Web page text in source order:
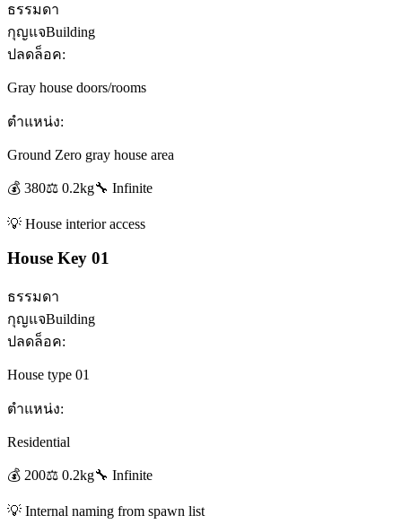
ธรรมดา
กุญแจBuilding
ปลดล็อค:
Gray house doors/rooms
ตำแหน่ง:
Ground Zero gray house area
💰 380⚖️ 0.2kg🔧 Infinite
💡 House interior access
House Key 01
ธรรมดา
กุญแจBuilding
ปลดล็อค:
House type 01
ตำแหน่ง:
Residential
💰 200⚖️ 0.2kg🔧 Infinite
💡 Internal naming from spawn list